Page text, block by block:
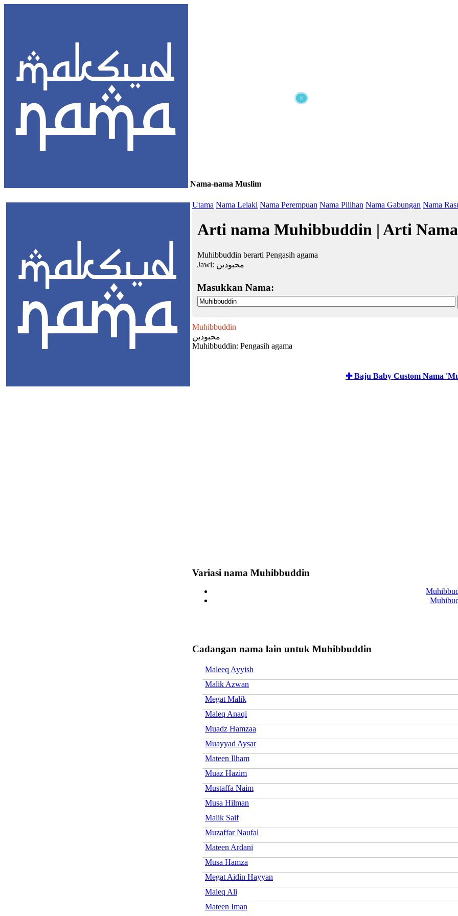
×
Nama-nama Muslim
Utama Nama Lelaki Nama Perempuan Nama Pilihan Nama Gabungan Nama
Arti nama Muhibbuddin | Arti
Muhibbuddin berarti Pengasih agama
Jawi: محبودين
Masukkan Nama:
Muhibbuddin
محبودين
Muhibbuddin: Pengasih agama
✚ Baju Baby Custom Nama
Variasi nama Muhibbuddin
Cadangan nama lain untuk Muhibbuddin
Maleeq Ayyish
Malik Azwan
Megat Malik
Maleq Anaqi
Muadz Hamzaa
Muayyad Aysar
Mateen Ilham
Muaz Hazim
Mustaffa Naim
Musa Hilman
Malik Saif
Muzaffar Naufal
Mateen Ardani
Musa Hamza
Megat Aidin Hayyan
Maleq Ali
Mateen Iman